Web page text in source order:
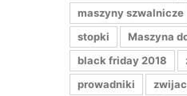
maszyny szwalnicze
stopki
Maszyna
black friday 2018
prowadniki